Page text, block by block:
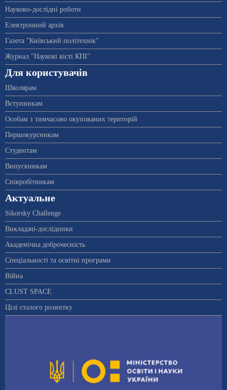
Науково-дослідні роботи
Електронний архів
Газета "Київський політехнік"
Журнал "Наукові вісті КПІ"
Для користувачів
Школярам
Вступникам
Особам з тимчасово окупованих територій
Першокурсникам
Студентам
Випускникам
Співробітникам
Актуальне
Sikorsky Challenge
Викладачі-дослідники
Академічна доброчесність
Спеціальності та освітні програми
Війна
CLUST SPACE
Цілі сталого розвитку